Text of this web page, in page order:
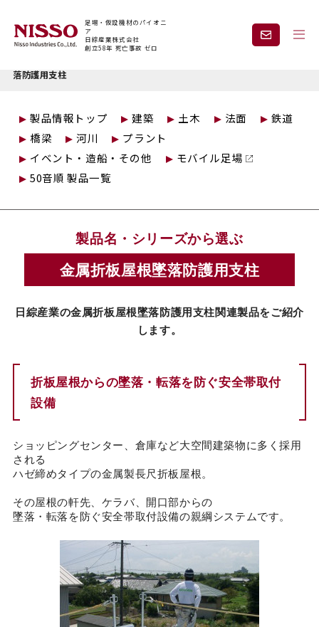
足場・仮設機材のパイオニ
ア
日綜産業株式会社
創立58年 死亡事故 ゼロ
企業情報 製品情報
現場紹介 課題から探す
レンタル 採用情報
EN
落防護用支柱
製品情報トップ 建築 土木 法面
鉄道
橋梁
河川
プラント
イベント・造船・その他
モバイル足場
50音順 製品一覧
製品名・シリーズから選ぶ
金属折板屋根墜落防護用支柱
日綜産業の金属折板屋根墜落防護用支柱関連製品をご紹介
します。
折板屋根からの墜落・転落を防ぐ安全帯取付
設備
ショッピングセンター、倉庫など大空間建築物に多く採用
される
ハゼ締めタイプの金属製長尺折板屋根。
その屋根の軒先、ケラバ、開口部からの
墜落・転落を防ぐ安全帯取付設備の親綱システムです。